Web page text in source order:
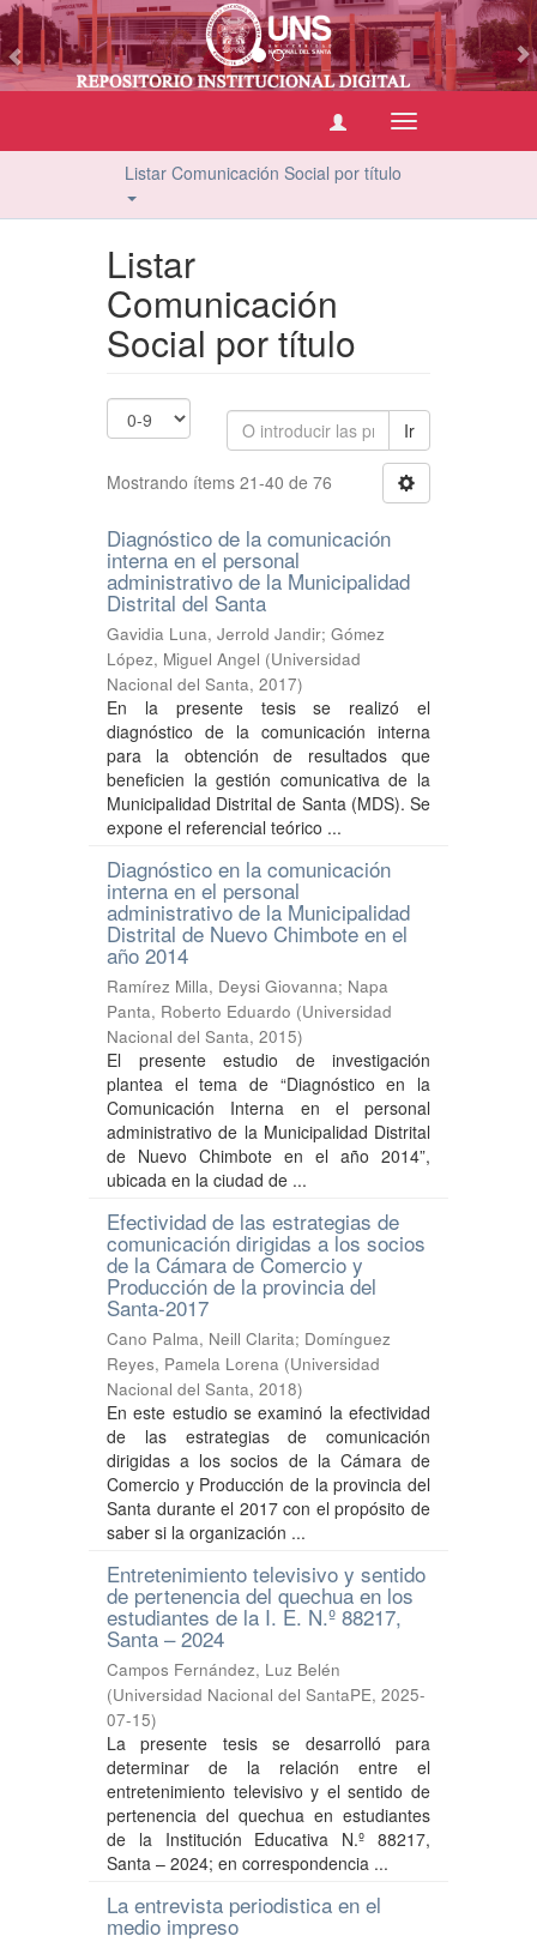
Cambiar
navegación
Listar Comunicación Social por título
Listar
Comunicación
Social por título
Ir
Mostrando ítems 21-40 de 76
Diagnóstico de la comunicación
interna en el personal
administrativo de la Municipalidad
Distrital del Santa
Gavidia Luna, Jerrold Jandir; Gómez
López, Miguel Angel (Universidad
Nacional del Santa, 2017)
En la presente tesis se realizó el
diagnóstico de la comunicación interna
para la obtención de resultados que
beneficien la gestión comunicativa de la
Municipalidad Distrital de Santa (MDS). Se
expone el referencial teórico ...
Diagnóstico en la comunicación
interna en el personal
administrativo de la Municipalidad
Distrital de Nuevo Chimbote en el
año 2014
Ramírez Milla, Deysi Giovanna; Napa
Panta, Roberto Eduardo (Universidad
Nacional del Santa, 2015)
El presente estudio de investigación
plantea el tema de “Diagnóstico en la
Comunicación Interna en el personal
administrativo de la Municipalidad Distrital
de Nuevo Chimbote en el año 2014”,
ubicada en la ciudad de ...
Efectividad de las estrategias de
comunicación dirigidas a los socios
de la Cámara de Comercio y
Producción de la provincia del
Santa-2017
Cano Palma, Neill Clarita; Domínguez
Reyes, Pamela Lorena (Universidad
Nacional del Santa, 2018)
En este estudio se examinó la efectividad
de las estrategias de comunicación
dirigidas a los socios de la Cámara de
Comercio y Producción de la provincia del
Santa durante el 2017 con el propósito de
saber si la organización ...
Entretenimiento televisivo y sentido
de pertenencia del quechua en los
estudiantes de la I. E. N.º 88217,
Santa – 2024
Campos Fernández, Luz Belén
(Universidad Nacional del SantaPE, 2025-
07-15)
La presente tesis se desarrolló para
determinar de la relación entre el
entretenimiento televisivo y el sentido de
pertenencia del quechua en estudiantes
de la Institución Educativa N.º 88217,
Santa – 2024; en correspondencia ...
La entrevista periodistica en el
medio impreso